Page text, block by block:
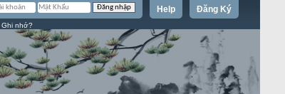
Đăng Ký
Help
Ghi nhớ?